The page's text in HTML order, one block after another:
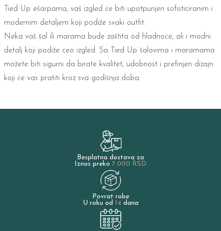
Tied Up ešarpama, vaš izgled će biti upotpunjen sofisticiranim i
modernim detaljem koji podiže svaki outfit.
Neka vaš šal ili marama bude zaštita od hladnoće, ali i modni
detalj koji podiže ceo izgled. Sa Tied Up šalovima i maramama
možete biti sigurni da birate kvalitet, udobnost i prefinjen dizajn
koji će vas pratiti kroz sva godišnja doba.
Besplatna dostava za
Iznos preko 7.000 RSD
Povrat robe
U roku od 14dana